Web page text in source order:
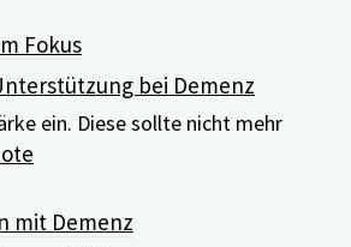
Fokus
bei Demenz
mit Demenz
Audioausgabe eine für Sie
ein. Diese sollte nicht mehr
Test in einer ruhigen Umgebung